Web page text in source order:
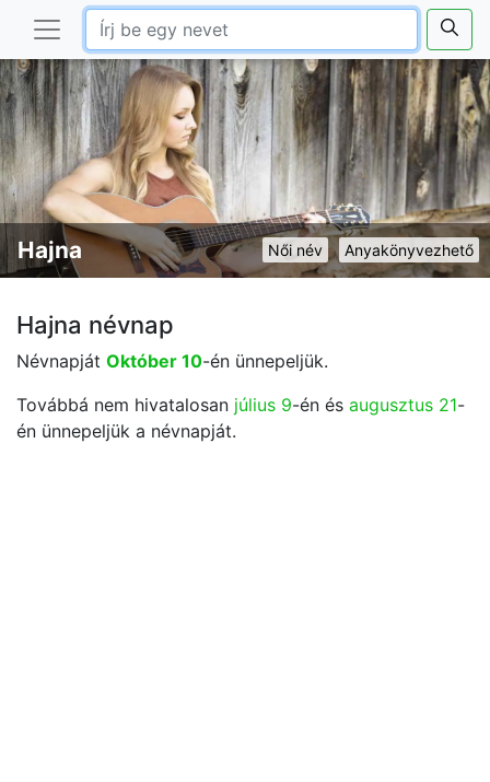
Anyakönyvezhető
Női név
Hajna
Hajna névnap
Névnapját Október 10-én ünnepeljük.
Továbbá nem hivatalosan július 9-én és augusztus 21-
én ünnepeljük a névnapját.